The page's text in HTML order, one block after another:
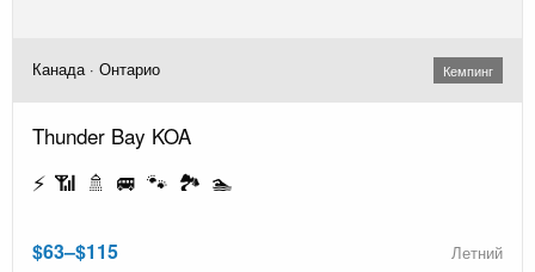
Канада · Онтарио Кемпинг
Thunder Bay KOA
⚡ 📶 🚿 🚐 🐾 🏞️ 🏊
$63–$115 Летний